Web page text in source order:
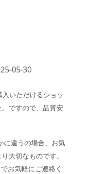
05-30
いただけるショッ
ですので、品質安
に違うの場合、お気
大切なものです。
でお気軽にご連絡く